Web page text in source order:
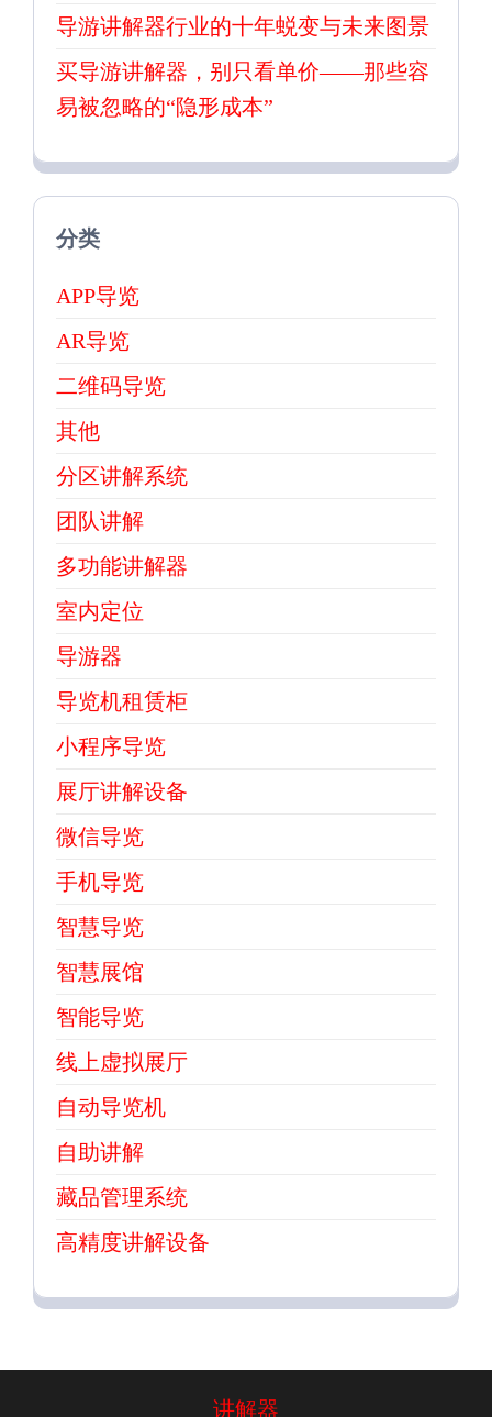
导游讲解器行业的十年蜕变与未来图景
买导游讲解器，别只看单价——那些容
易被忽略的“隐形成本”
分类
APP导览
AR导览
二维码导览
其他
分区讲解系统
团队讲解
多功能讲解器
室内定位
导游器
导览机租赁柜
小程序导览
展厅讲解设备
微信导览
手机导览
智慧导览
智慧展馆
智能导览
线上虚拟展厅
自动导览机
自助讲解
藏品管理系统
高精度讲解设备
讲解器